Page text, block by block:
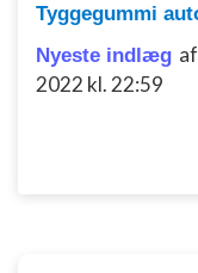
Tyggegummi
Nyeste indlæg af
2022 kl. 22:59
Måle
Forstå
kombinationer af